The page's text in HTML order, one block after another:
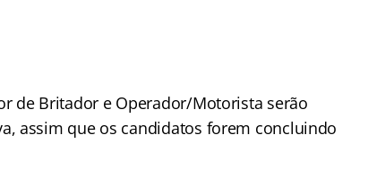
de Britador e Operador/Motorista serão
assim que os candidatos forem concluindo